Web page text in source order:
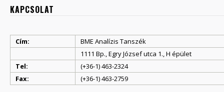
KAPCSOLAT
Cím:
BME Analízis Tanszék
1111 Bp., Egry József utca 1., H épület
Tel:
(+36-1) 463-2324
Fax:
(+36-1) 463-2759